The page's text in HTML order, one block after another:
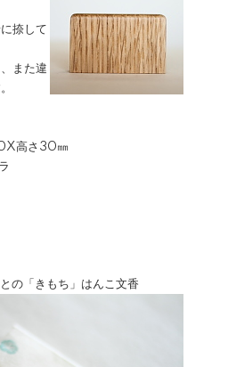
捺して
また違
高さ30㎜
の「きもち」はんこ文香